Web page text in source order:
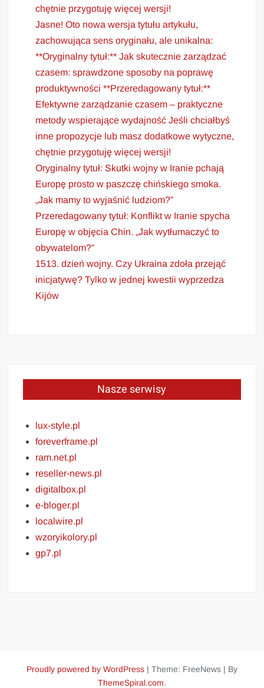
chętnie przygotuję więcej wersji!
Jasne! Oto nowa wersja tytułu artykułu,
zachowująca sens oryginału, ale unikalna:
**Oryginalny tytuł:** Jak skutecznie zarządzać
czasem: sprawdzone sposoby na poprawę
produktywności **Przeredagowany tytuł:**
Efektywne zarządzanie czasem – praktyczne
metody wspierające wydajność Jeśli chciałbyś
inne propozycje lub masz dodatkowe wytyczne,
chętnie przygotuję więcej wersji!
Oryginalny tytuł: Skutki wojny w Iranie pchają
Europę prosto w paszczę chińskiego smoka.
„Jak mamy to wyjaśnić ludziom?”
Przeredagowany tytuł: Konflikt w Iranie spycha
Europę w objęcia Chin. „Jak wytłumaczyć to
obywatelom?”
1513. dzień wojny. Czy Ukraina zdoła przejąć
inicjatywę? Tylko w jednej kwestii wyprzedza
Kijów
Nasze serwisy
lux-style.pl
foreverframe.pl
ram.net.pl
reseller-news.pl
digitalbox.pl
e-bloger.pl
localwire.pl
wzoryikolory.pl
gp7.pl
Proudly powered by WordPress | Theme: FreeNews | By
ThemeSpiral.com.